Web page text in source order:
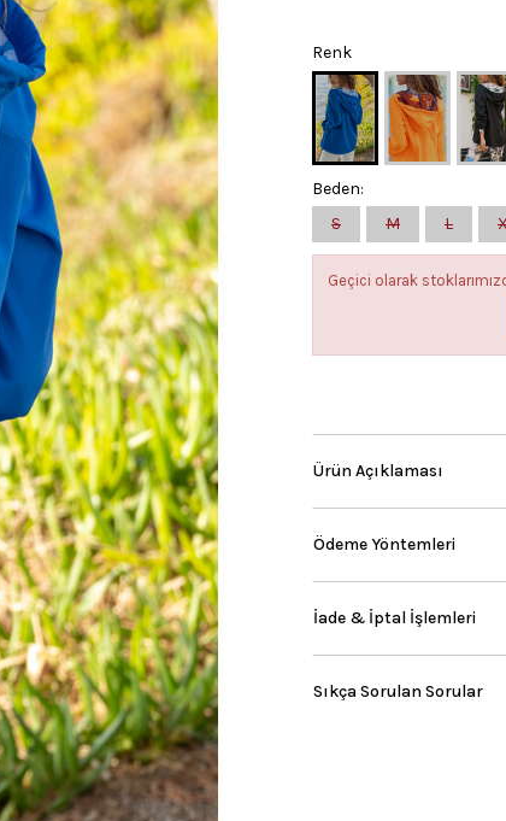
Renk
Beden:
S
M L
Geçici olarak
Ürün Açıklaması
Ödeme Yöntemleri
İade & İptal İşlemleri
Sıkça Sorulan Sorular